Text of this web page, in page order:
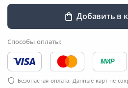
Добавить в
Способы оплаты:
МИР
Безопасная оплата. Данные карт не